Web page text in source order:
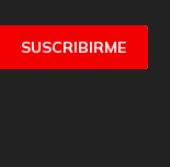
SUSCRIBIRME